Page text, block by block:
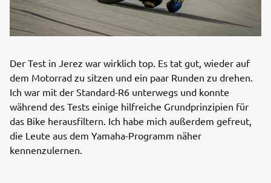
Der Test in Jerez war wirklich top. Es tat gut, wieder auf
dem Motorrad zu sitzen und ein paar Runden zu drehen.
Ich war mit der Standard-R6 unterwegs und konnte
während des Tests einige hilfreiche Grundprinzipien für
das Bike herausfiltern. Ich habe mich außerdem gefreut,
die Leute aus dem Yamaha-Programm näher
kennenzulernen.